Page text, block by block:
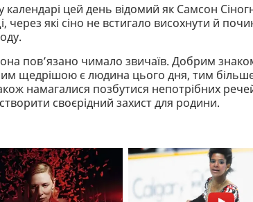
цей день відомий як Самсон
через які сіно не встигало висохнути й
пов’язано чимало звичаїв. Добрим
щедрішою є людина цього дня, тим
намагалися позбутися непотрібних
своєрідний захист для родини.